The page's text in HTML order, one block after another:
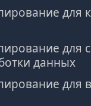
для
для
данных
для